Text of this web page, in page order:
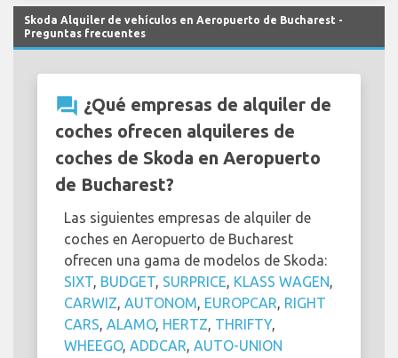
Skoda Alquiler de vehículos en Aeropuerto de Bucharest -
Preguntas frecuentes
question_answer ¿Qué empresas de alquiler de
coches ofrecen alquileres de
coches de Skoda en Aeropuerto
de Bucharest?
Las siguientes empresas de alquiler de
coches en Aeropuerto de Bucharest
ofrecen una gama de modelos de Skoda:
SIXT, BUDGET, SURPRICE, KLASS WAGEN,
CARWIZ, AUTONOM, EUROPCAR, RIGHT
CARS, ALAMO, HERTZ, THRIFTY,
WHEEGO, ADDCAR, AUTO-UNION